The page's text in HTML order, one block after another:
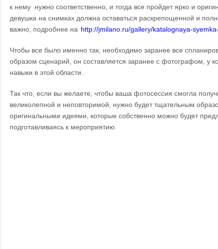
к нему нужно соответственно, и тогда все пройдет ярко и
девушка на снимках должна оставаться раскрепощенной и
важно, подробнее на http://jmilano.ru/gallery/katalognaya-
Чтобы все было именно так, необходимо заранее все
образом сценарий, он составляется заранее с фотографом, у
навыки в этой области.
Так что, если вы желаете, чтобы ваша фотосессия смогла
великолепной и неповторимой, нужно будет тщательным
оригинальными идеями, которые собственно можно будет
подготавливаясь к мероприятию.